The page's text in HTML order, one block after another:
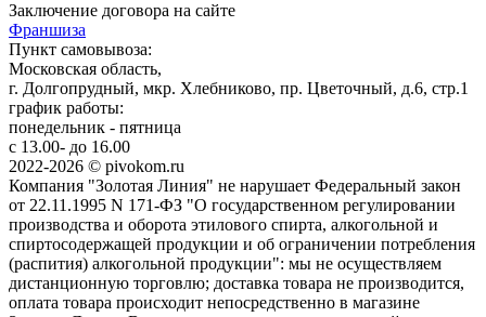
Заключение договора на сайте
Франшиза
Пункт самовывоза:
Московская область,
г. Долгопрудный, мкр. Хлебниково, пр. Цветочный, д.6, стр.1
график работы:
понедельник - пятница
с 13.00- до 16.00
2022-2026 © pivokom.ru
Компания "Золотая Линия" не нарушает Федеральный закон
от 22.11.1995 N 171-ФЗ "О государственном регулировании
производства и оборота этилового спирта, алкогольной и
спиртосодержащей продукции и об ограничении потребления
(распития) алкогольной продукции": мы не осуществляем
дистанционную торговлю; доставка товара не производится,
оплата товара происходит непосредственно в магазине